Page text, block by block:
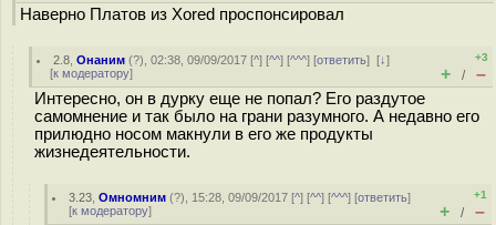
Наверно Платов из Xored проспонсировал
2.8 ,Онаним (?), 02:38, 09/09/2017 [^] [^^] [^^^] [ответить][↓]
[к модератору]
+3
+ / –
Интересно, он в дурку еще не попал? Его раздутое
самомнение и так было на грани разумного. А недавно его
прилюдно носом макнули в его же продукты
жизнедеятельности.
3.23 ,Омномним (?), 15:28, 09/09/2017 [^] [^^] [^^^] [ответить]
[к модератору]
+1
+ / –